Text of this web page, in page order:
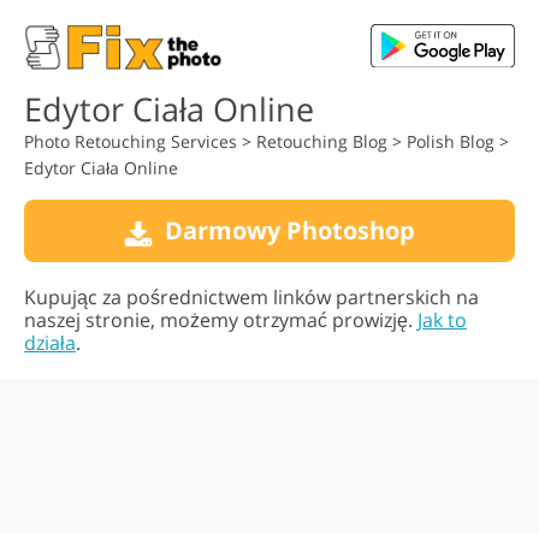
Edytor Ciała Online
Photo Retouching Services > Retouching Blog > Polish Blog >
Edytor Ciała Online
Darmowy Photoshop
Kupując za pośrednictwem linków partnerskich na
naszej stronie, możemy otrzymać prowizję. Jak to
działa.